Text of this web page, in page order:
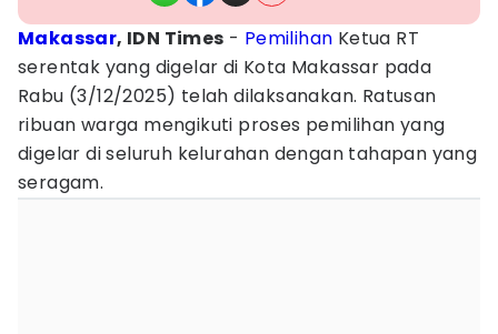
Makassar, IDN Times - Pemilihan Ketua RT
serentak yang digelar di Kota Makassar pada
Rabu (3/12/2025) telah dilaksanakan. Ratusan
ribuan warga mengikuti proses pemilihan yang
digelar di seluruh kelurahan dengan tahapan yang
seragam.